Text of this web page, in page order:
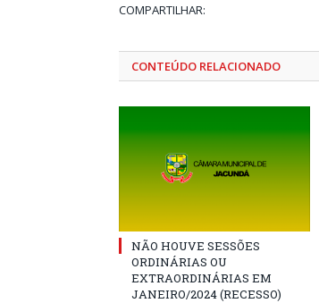
COMPARTILHAR:
CONTEÚDO RELACIONADO
NÃO HOUVE SESSÕES
ORDINÁRIAS OU
EXTRAORDINÁRIAS EM
JANEIRO/2024 (RECESSO)